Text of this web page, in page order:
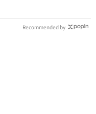
Recommended by